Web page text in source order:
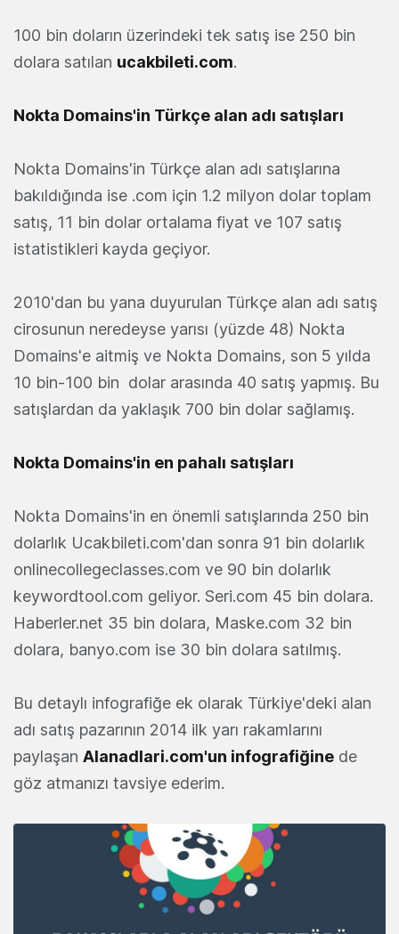
100 bin doların üzerindeki tek satış ise 250 bin
dolara satılan ucakbileti.com.
Nokta Domains'in Türkçe alan adı satışları
Nokta Domains'in Türkçe alan adı satışlarına
bakıldığında ise .com için 1.2 milyon dolar toplam
satış, 11 bin dolar ortalama fiyat ve 107 satış
istatistikleri kayda geçiyor.
2010'dan bu yana duyurulan Türkçe alan adı satış
cirosunun neredeyse yarısı (yüzde 48) Nokta
Domains'e aitmiş ve Nokta Domains, son 5 yılda
10 bin-100 bin dolar arasında 40 satış yapmış. Bu
satışlardan da yaklaşık 700 bin dolar sağlamış.
Nokta Domains'in en pahalı satışları
Nokta Domains'in en önemli satışlarında 250 bin
dolarlık Ucakbileti.com'dan sonra 91 bin dolarlık
onlinecollegeclasses.com ve 90 bin dolarlık
keywordtool.com geliyor. Seri.com 45 bin dolara.
Haberler.net 35 bin dolara, Maske.com 32 bin
dolara, banyo.com ise 30 bin dolara satılmış.
Bu detaylı infografiğe ek olarak Türkiye'deki alan
adı satış pazarının 2014 ilk yarı rakamlarını
paylaşan Alanadlari.com'un infografiğine de
göz atmanızı tavsiye ederim.